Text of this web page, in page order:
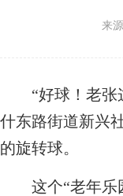
来
“好球！老张这
什东路街道新兴
的旋转球。
这个“老年乐园